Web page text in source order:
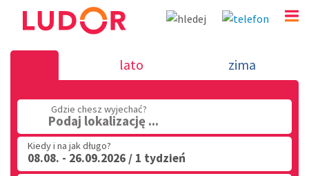
Hotel DAVID - CESENATICO *** - Cesenatico - Emilia
lato zima
Gdzie chesz wyjechać?
Podaj lokalizację ...
Kiedy i na jak długo?
08.08. - 26.09.2026 / 1 tydzień